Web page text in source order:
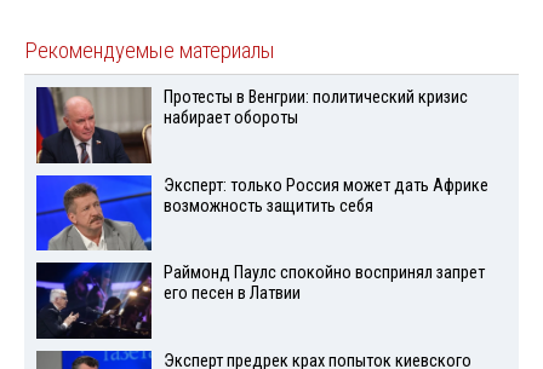
Рекомендуемые материалы
Протесты в Венгрии: политический кризис
набирает обороты
Эксперт: только Россия может дать Африке
возможность защитить себя
Раймонд Паулс спокойно воспринял запрет
его песен в Латвии
Эксперт предрек крах попыток киевского